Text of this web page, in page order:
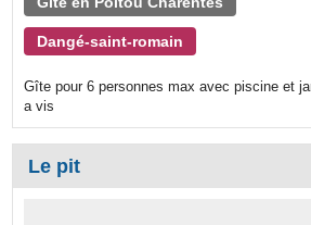
Dangé-saint-romain
Gîte pour 6 personnes max avec piscine et
a vis
Le pit